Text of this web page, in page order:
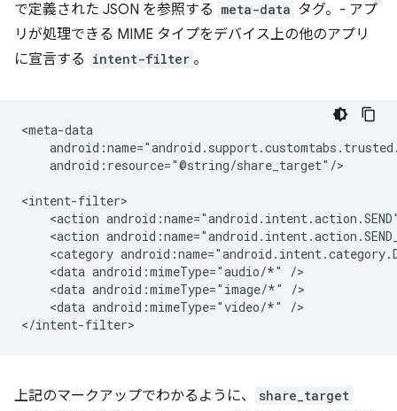
で定義された JSON を参照する meta-data タグ。- アプ
リが処理できる MIME タイプをデバイス上の他のアプリ
に宣言する intent-filter 。
android:resource="@string/share_target"/>
<action
<action
<category
<data android:mimeType="audio/*"
<data android:mimeType="image/*"
<data android:mimeType="video/*"
/>
上記のマークアップでわかるように、 share_target